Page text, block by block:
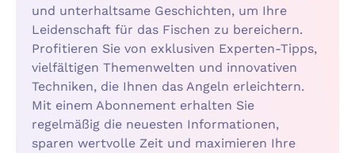
und unterhaltsame Geschichten, um Ihre
Leidenschaft für das Fischen zu bereichern.
Profitieren Sie von exklusiven Experten-Tipps,
vielfältigen Themenwelten und innovativen
Techniken, die Ihnen das Angeln erleichtern.
Mit einem Abonnement erhalten Sie
regelmäßig die neuesten Informationen,
sparen wertvolle Zeit und maximieren Ihre